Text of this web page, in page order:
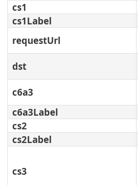
cs1
cs1Label
requestUrl
dst
c6a3
c6a3Label
cs2
cs2Label
cs3